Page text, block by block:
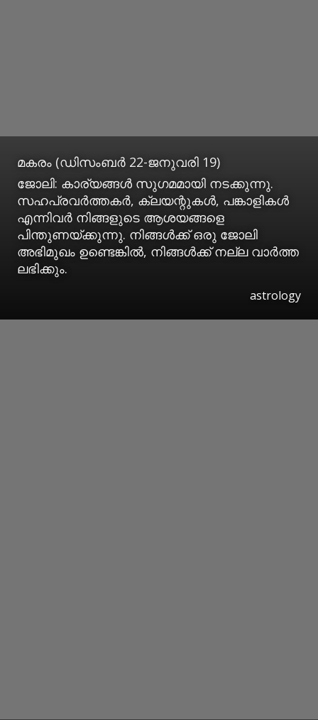
മകരം (ഡിസംബര്‍ 22-ജനുവരി 19)
ജോലി: കാര്യങ്ങള്‍ സുഗമമായി നടക്കുന്നു.
സഹപ്രവര്‍ത്തകര്‍, ക്ലയന്റുകള്‍, പങ്കാളികള്‍
എന്നിവര്‍ നിങ്ങളുടെ ആശയങ്ങളെ
പിന്തുണയ്ക്കുന്നു. നിങ്ങള്‍ക്ക് ഒരു ജോലി
അഭിമുഖം ഉണ്ടെങ്കില്‍, നിങ്ങള്‍ക്ക് നല്ല വാര്‍ത്ത
ലഭിക്കും.
astrology